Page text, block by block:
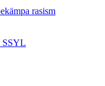
rasism
SSYL